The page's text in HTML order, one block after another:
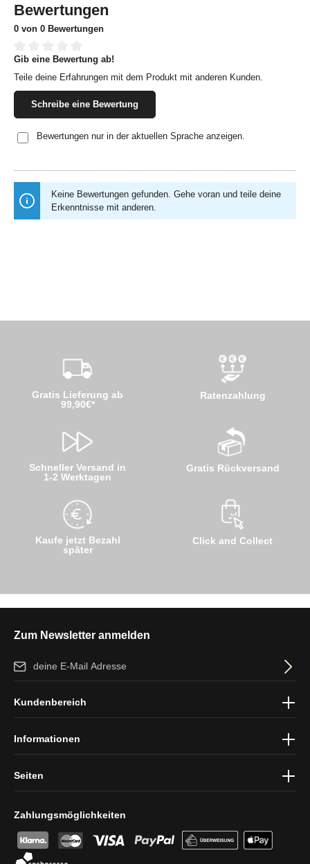
Bewertungen
0 von 0 Bewertungen
Durchschnittliche Bewertung von 0 von 5 Sternen
Gib eine Bewertung ab!
Teile deine Erfahrungen mit dem Produkt mit anderen Kunden.
Schreibe eine Bewertung
Bewertungen nur in der aktuellen Sprache anzeigen.
Keine Bewertungen gefunden. Gehe voran und teile deine
Erkenntnisse mit anderen.
Gratis Lieferung ab
99,90€*
Schneller Versand in
1-2 Werktagen
Kaufe jetzt Bezahl
später
Ratenzahlung
Gratis Rückversand
Click and Collect
Zum Newsletter anmelden
E-Mail-Adresse*
und dieAGBgelesen und bin mit ihnen einverstanden.
Zahlungsmöglichkeiten
Kundenbereich
Informationen
Seiten